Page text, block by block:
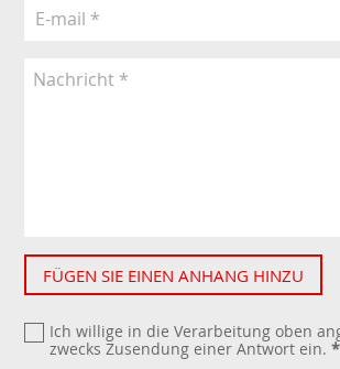
FÜGEN SIE EINEN ANHANG HINZU
Ich willige in die Verarbeitung oben
zwecks Zusendung einer Antwort ein. *